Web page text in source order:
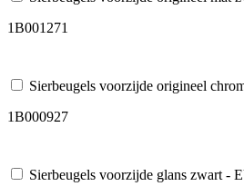
1B001271
Sierbeugels voorzijde origineel
1B000927
Sierbeugels voorzijde glans zwart -